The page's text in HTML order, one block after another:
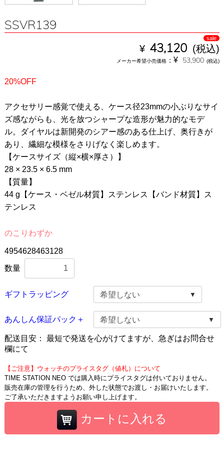
SSVR139
sale
¥ 43,120 (税込)
メーカー希望小売価格 ：¥ 53,900 (税込)
20%OFF
アクセサリー感覚で使える、ケース径23mmの小ぶりなサイ
ズ感ながらも、光を放つシャープな造形が魅力的なモデ
ル。ダイヤルは新開発のシアー感のある仕上げ、奥行きが
あり、繊細な模様をさりげなく楽しめます。
【ケースサイズ（縦×横×厚さ）】
28 × 23.5 × 6.5 mm
【質量】
44 g【ケース・ベゼル材質】ステンレス【バンド材質】ス
テンレス
のこりわずか
4954628463128
数量
ギフトラッピング
あんしん保証パック＋
配送目安： 最短で発送を心がけてますが、急ぎはお問合せ
欄にて
【ご注意】ウォッチのプライスタグ（値札）について
TIME STATION NEO では購入時にプライスタグは付いておりません。
販売在庫の管理を行うため、外した状態でお渡し・お届けいたします。
ご了承いただきますようお願い申し上げます。
カートに入れる